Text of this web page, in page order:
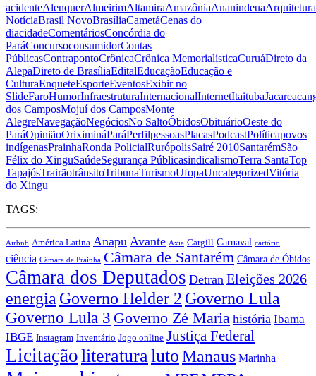
acidenteAlenquerAlmeirimAltamiraAmazôniaAnanindeuaArquitetura
NotíciaBrasil NovoBrasíliaCametáCenas do
diacidadeComentáriosConcórdia do
ParáConcursoconsumidorContas
PúblicasContrapontoCrônicaCrônica MemorialísticaCuruáDireto da
AlepaDireto de BrasíliaEditalEducaçãoEducação e
CulturaEnqueteEsporteEventosExibir no
SlideFaroHumorInfraestruturaInternacionalInternetItaituba
dos CamposMojuí dos CamposMonte
AlegreNavegaçãoNegóciosNo SaltoÓbidosObituárioOeste do
ParáOpiniãoOriximináParáPerfilpessoasPlacasPodcastPolíticapovos
indígenasPrainhaRonda PolicialRurópolisSairé 2010SantarémSão
Félix do XinguSaúdeSegurança PúblicasindicalismoTerra SantaTop
TapajósTrairãotrânsitoTribunaTurismoUfopaUncategorizedVitória
do Xingu
TAGS:
Airbnb América Latina Anapu Avante Axia Cargill Carnaval cartório
ciência Câmara de Prainha Câmara de Santarém Câmara de Óbidos
Câmara dos Deputados Detran Eleições 2026
energia Governo Helder 2 Governo Lula
Governo Lula 3 Governo Zé Maria história Ibama
IBGE Instagram Inventário Jogo online Justiça Federal
Licitaçãoliteratura lutoManaus Marinha